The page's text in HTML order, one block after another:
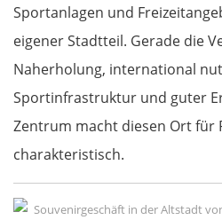
Sportanlagen und
eigener Stadtteil. Gerade die
Naherholung, international
Sportinfrastruktur und guter
Zentrum macht diesen Ort für
charakteristisch.